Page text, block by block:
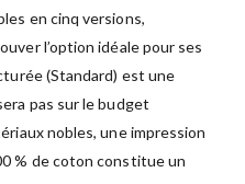
en cinq versions,
l’option idéale pour ses
(Standard) est une
pas sur le budget
nobles, une impression
% de coton constitue un